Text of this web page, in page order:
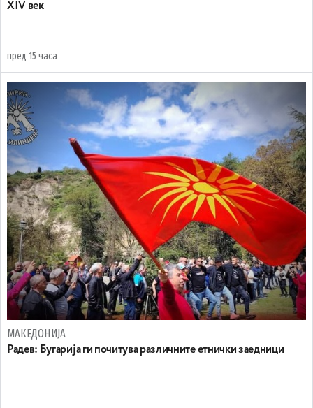
XIV век
пред 15 часа
МАКЕДОНИЈА
Радев: Бугарија ги почитува различните етнички заедници